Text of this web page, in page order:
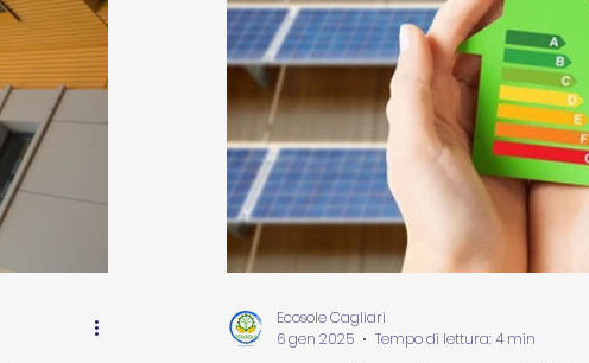
Ecosole Cagliari
6 gen 2025
Tempo di lettura: 4 min